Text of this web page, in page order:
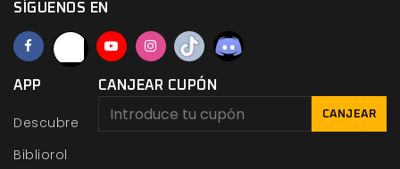
SÍGUENOS EN
APP
Descubre
Bibliorol
CANJEAR CUPÓN
CANJEAR